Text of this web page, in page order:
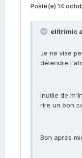
Posté(e) 14
elitrimic
Je ne vise
détendre
Inutile de
rire un bon
Bon après